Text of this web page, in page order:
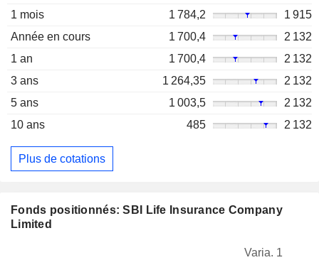
1 mois
1 784,2
1 915
Année en cours
1 700,4
2 132
1 an
1 700,4
2 132
3 ans
1 264,35
2 132
5 ans
1 003,5
2 132
10 ans
485 2 132
Plus de cotations
Fonds positionnés: SBI Life Insurance Company
Limited
Varia. 1